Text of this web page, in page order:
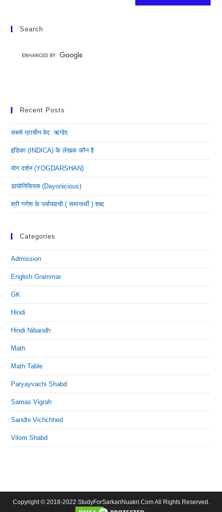
Search
Recent Posts
सबसे प्राचीन वेद: ऋग्वेद
इंडिका (INDICA) के लेखक कौन है
योग दर्शन (YOGDARSHAN)
डायोनिसियस (dayonicious)
श्री गणेश के पर्यायवाची ( समानार्थी ) शब्द
Categories
Admission
English Grammar
GK
Hindi
Hindi Nibandh
Math
Math Table
Paryayvachi Shabd
Samas Vigrah
Sandhi Vichchhed
Vilom Shabd
Copyright © 2018-2022 StudyForSarkariNuakri.Com All Rights Reserved.